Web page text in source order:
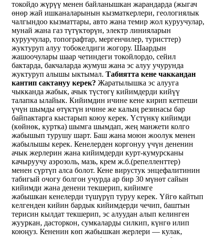
токойдо жүрүү менен байланышкан жарандарда (жыгач
өнөр жай ишканаларынын кызматкерлери, геологиялык
чалгындоо кызматтары, авто жана темир жол куруучулар,
мунай жана газ түтүктөрүн, электр линияларын
куруучулар, топографтар, мергенчилер, туристтер)
жуктуруп алуу тобокелдиги жогору. Шаардын
жашоочулары шаар четиндеги токойлордо, сейил
бактарда, бакчаларда жумуш жана эс алуу учурунда
жуктуруп алышы ыктымал. Табиятта кене чаккандан
кантип сактануу керек? Жаратылышка эс алууга
чыкканда жабык, ачык түстөгү кийимдерди кийүү
талапка ылайык. Кийимдин ичине кене кирип кетпеши
үчүн шымды өтүктүн ичине же калың резинасы бар
байпактарга кыстарып коюу керек. Үстүнкү кийимди
(көйнөк, куртка) шымга шымдап, жең манжети колго
жабышып турушу шарт. Баш жана моюн жоолук менен
жабылышы керек. Кенелерден коргонуу үчүн дененин
ачык жерлерин жана кийимдерди курт-кумурсканы
качыруучу аэрозоль, мазь, крем ж.б.(репелленттер)
менен сүртүп алса болот. Кене вирустук энцефалитинин
табигый очогу болгон учурда ар бир 30 мүнөт сайын
кийимди жана денени текшерип, кийимге
жабышкан кенелерди түшүрүп туруу керек. Үйгө кайтып
келгенден кийин бардык кийимдерди чечип, баштын
терисин кылдат текшерип, эс алуудан алып келинген
жууркан, дасторкон, сумкаларды силкип, күнгө илип
коюңуз. Кененин көп жабышкан жерлери — кулак,